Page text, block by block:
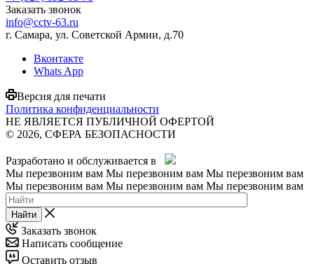
Заказать звонок
info@cctv-63.ru
г. Самара, ул. Советской Армии, д.70
Вконтакте
Whats App
Версия для печати
Политика конфиденциальности
НЕ ЯВЛЯЕТСЯ ПУБЛИЧНОЙ ОФЕРТОЙ
© 2026, СФЕРА БЕЗОПАСНОСТИ
Разработано и обслуживается в
Мы перезвоним вам Мы перезвоним вам Мы перезвоним вам
Мы перезвоним вам Мы перезвоним вам Мы перезвоним вам
Найти
Заказать звонок
Написать сообщение
Оставить отзыв